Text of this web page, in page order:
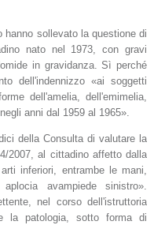
hanno sollevato la questione di
nato nel 1973, con gravi
in gravidanza. Sì perché
dell'indennizzo «ai soggetti
dell'amelia, dell'emimelia,
anni dal 1959 al 1965».
della Consulta di valutare la
2007, al cittadino affetto dalla
inferiori, entrambe le mani,
avampiede sinistro».
nel corso dell'istruttoria
la patologia, sotto forma di